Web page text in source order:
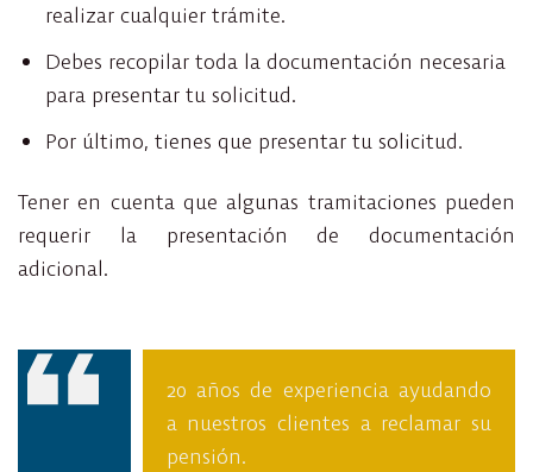
realizar cualquier trámite.
Debes recopilar toda la documentación necesaria
para presentar tu solicitud.
Por último, tienes que presentar tu solicitud.
Tener en cuenta que algunas tramitaciones pueden
requerir la presentación de documentación
adicional.
20 años de experiencia ayudando
a nuestros clientes a reclamar su
pensión.